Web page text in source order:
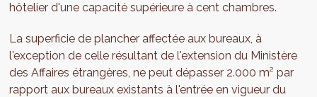
hôtelier d'une capacité supérieure à cent chambres.
La superficie de plancher affectée aux bureaux, à
l'exception de celle résultant de l'extension du Ministère
des Affaires étrangères, ne peut dépasser 2.000 m² par
rapport aux bureaux existants à l'entrée en vigueur du